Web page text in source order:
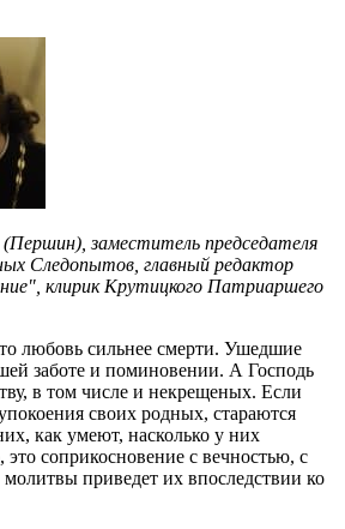
заместитель председателя
Следопытов, главный редактор
клирик Крутицкого Патриаршего
любовь сильнее смерти. Ушедшие
заботе и поминовении. А Господь
в том числе и некрещеных. Если
своих родных, стараются
как умеют, насколько у них
это соприкосновение с вечностью, с
приведет их впоследствии ко